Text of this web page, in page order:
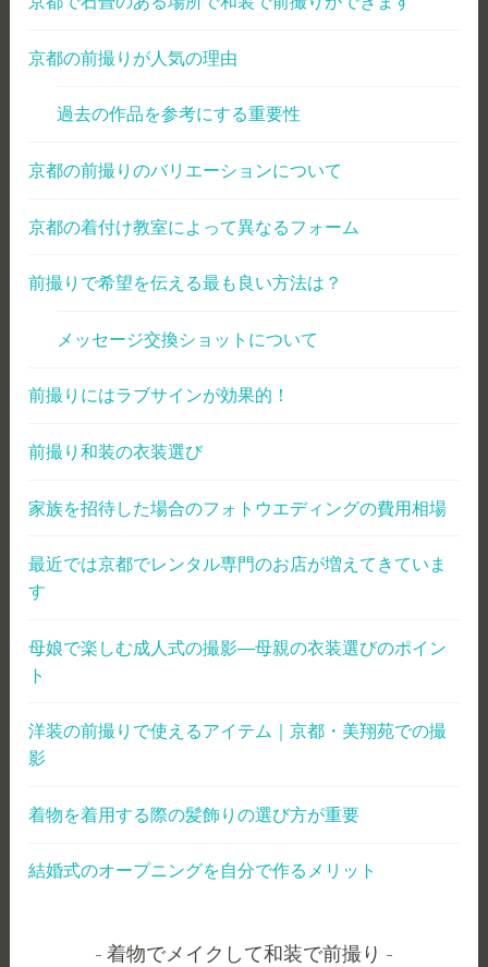
京都の前撮りが人気の理由
過去の作品を参考にする重要性
京都の前撮りのバリエーションについて
京都の着付け教室によって異なるフォーム
前撮りで希望を伝える最も良い方法は？
メッセージ交換ショットについて
前撮りにはラブサインが効果的！
前撮り和装の衣装選び
家族を招待した場合のフォトウエディングの費用相場
最近では京都でレンタル専門のお店が増えてきていま
す
母娘で楽しむ成人式の撮影―母親の衣装選びのポイン
ト
洋装の前撮りで使えるアイテム｜京都・美翔苑での撮
影
着物を着用する際の髪飾りの選び方が重要
結婚式のオープニングを自分で作るメリット
着物でメイクして和装で前撮り